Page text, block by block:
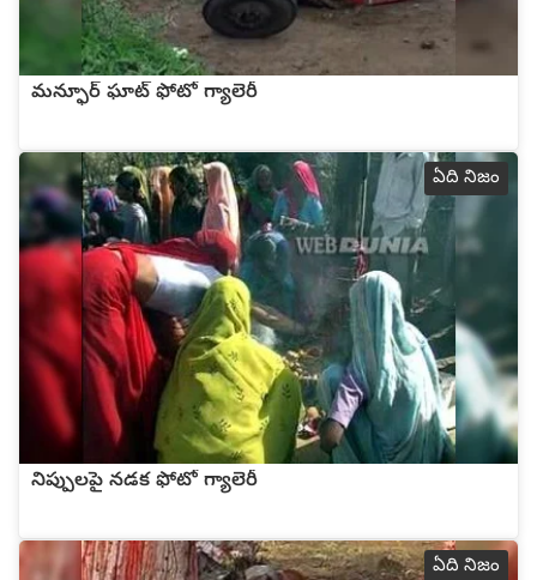
మన్ఫూర్ ఘాట్ ఫోటో గ్యాలెరీ
ఏది నిజం
నిప్పులపై నడక ఫోటో గ్యాలెరీ
ఏది నిజం